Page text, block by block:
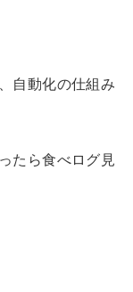
自動化の仕組み
たら食べログ見